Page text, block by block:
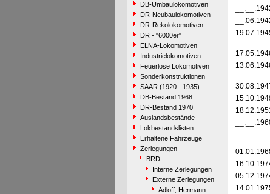
DB-Umbaulokomotiven
DR-Neubaulokomotiven
DR-Rekolokomotiven
DR - "6000er"
ELNA-Lokomotiven
Industrielokomotiven
Feuerlose Lokomotiven
Sonderkonstruktionen
SAAR (1920 - 1935)
DB-Bestand 1968
DR-Bestand 1970
Auslandsbestände
Lokbestandslisten
Erhaltene Fahrzeuge
Zerlegungen
BRD
Interne Zerlegungen
Externe Zerlegungen
Adloff, Hermann